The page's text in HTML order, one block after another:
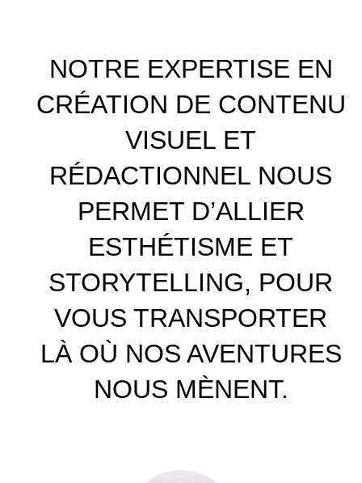
NOTRE EXPERTISE EN
CRÉATION DE CONTENU
VISUEL ET
RÉDACTIONNEL NOUS
PERMET D’ALLIER
ESTHÉTISME ET
STORYTELLING, POUR
VOUS TRANSPORTER
LÀ OÙ NOS AVENTURES
NOUS MÈNENT.